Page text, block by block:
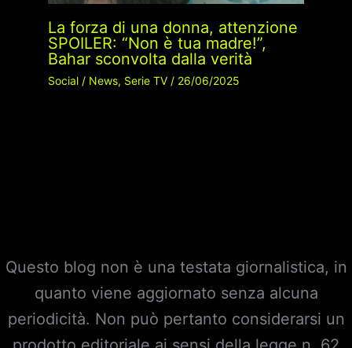
La forza di una donna, attenzione
SPOILER: “Non è tua madre!”,
Bahar sconvolta dalla verità
Social/ News, Serie TV/ 26/06/2025
Questo blog non è una testata giornalistica, in
quanto viene aggiornato senza alcuna
periodicità. Non può pertanto considerarsi un